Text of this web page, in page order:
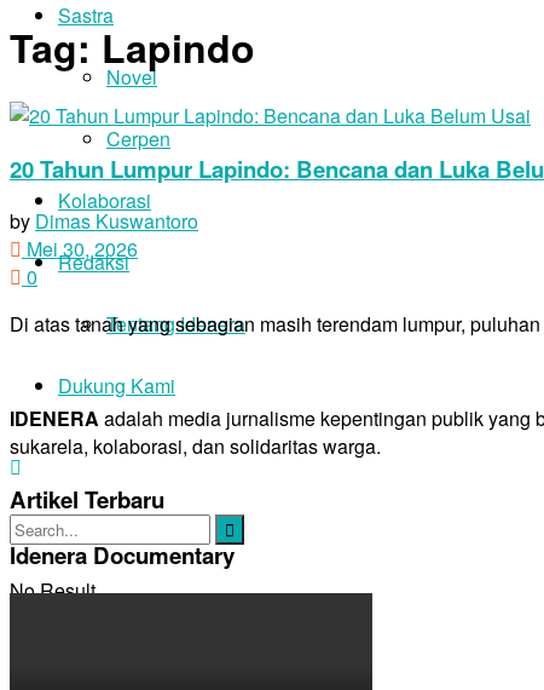
Sastra
Novel
Cerpen
Kolaborasi
Redaksi
Tentang Idenera
Dukung Kami
No Result
Tag: Lapindo
20 Tahun Lumpur Lapindo: Bencana dan Luka
by Dimas Kuswantoro
Mei 30, 2026
0
Di atas tanah yang sebagian masih terendam lumpur,
IDENERA adalah media jurnalisme kepentingan publik yang
sukarela, kolaborasi, dan solidaritas warga.
Artikel Terbaru
Idenera Documentary